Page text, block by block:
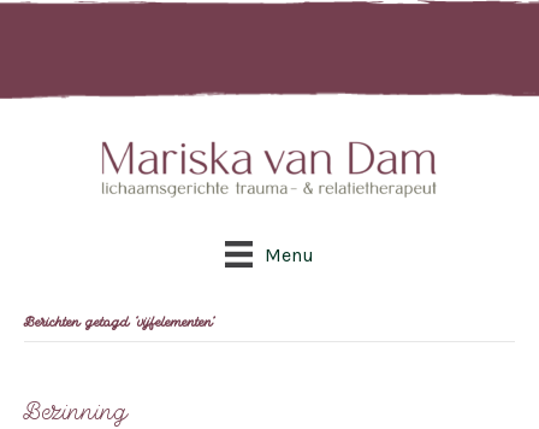
Menu
Berichten getagd ‘vijfelementen’
Bezinning